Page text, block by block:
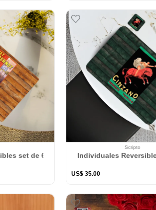
set de 6 rectangular 41*27 cm + 6
Scripto
Individuales
US$ 35.00